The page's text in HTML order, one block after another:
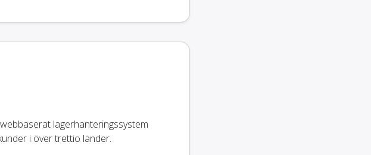
lagerhanteringssystem
i över trettio länder.